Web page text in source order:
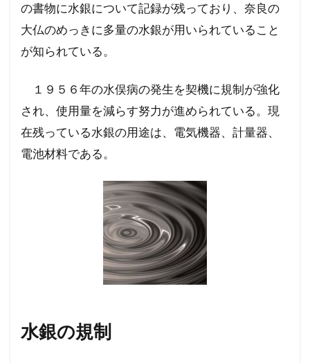
の書物に水銀について記録が残っており、奈良の
大仏のめっきに多量の水銀が用いられていること
が知られている。
１９５６年の水俣病の発生を契機に規制が強化
され、使用量を減らす努力が進められている。現
在残っている水銀の用途は、電気機器、計量器、
電池材料である。
水銀の規制